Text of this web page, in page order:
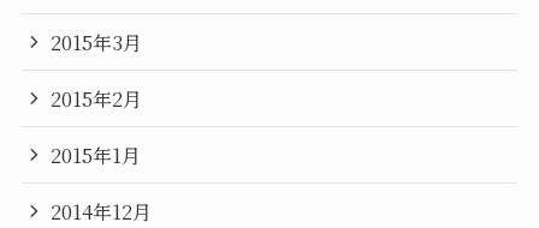
2015年3月
2015年2月
2015年1月
2014年12月